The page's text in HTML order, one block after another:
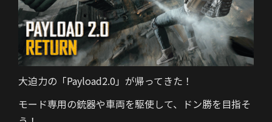
大迫力の「Payload2.0」が帰ってきた！
モード専用の銃器や車両を駆使して、ドン勝を目指そ